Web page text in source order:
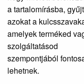
a tartalomírásba,
azokat a
amelyek terméked
szolgáltatásod
szempontjából
lehetnek.